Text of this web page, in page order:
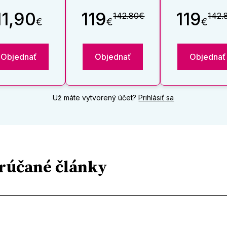
€
Objednať
119€142.80€
Objednať
119€
Objednať
Už máte vytvorený účet?Prihlásiť sa
články